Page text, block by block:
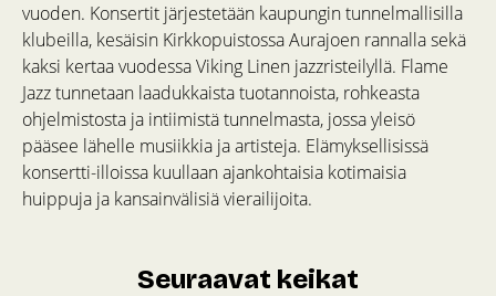
vuoden. Konsertit järjestetään kaupungin tunnelmallisilla
klubeilla, kesäisin Kirkkopuistossa Aurajoen rannalla sekä
kaksi kertaa vuodessa Viking Linen jazzristeilyllä. Flame
Jazz tunnetaan laadukkaista tuotannoista, rohkeasta
ohjelmistosta ja intiimistä tunnelmasta, jossa yleisö
pääsee lähelle musiikkia ja artisteja. Elämyksellisissä
konsertti-illoissa kuullaan ajankohtaisia kotimaisia
huippuja ja kansainvälisiä vierailijoita.
Seuraavat keikat